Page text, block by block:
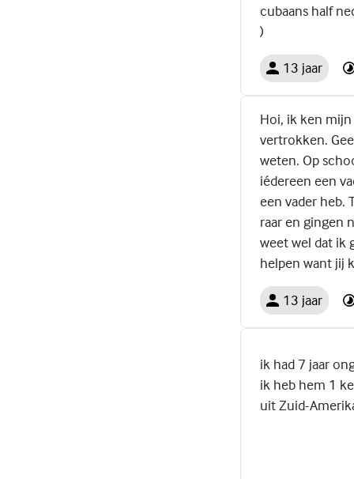
cubaans half
)
13 jaar
Hoi, ik ken
vertrokken.
weten. Op
iédereen een
een vader heb.
raar en gingen
weet wel dat ik
helpen want jij
13 jaar
ik had 7 jaar
ik heb hem 1
uit Zuid-